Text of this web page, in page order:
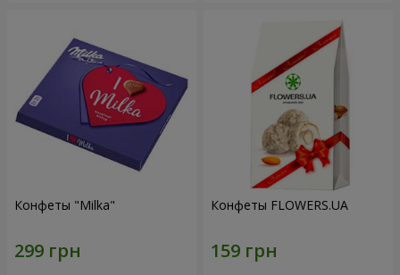
Конфеты "Milka" Конфеты FLOWERS.UA